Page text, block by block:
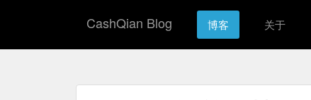
CashQian Blog 博客 关于